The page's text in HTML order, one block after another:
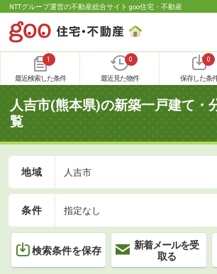
NTTグループ運営の不動産総合サイト goo住宅・不動産
1
最近検索した条件
0
最近見た物件
0
保存した条
人吉市(熊本県)の新築一戸建て・
覧
地域 人吉市
条件 指定なし
検索条件を保存
新着メールを受
取る